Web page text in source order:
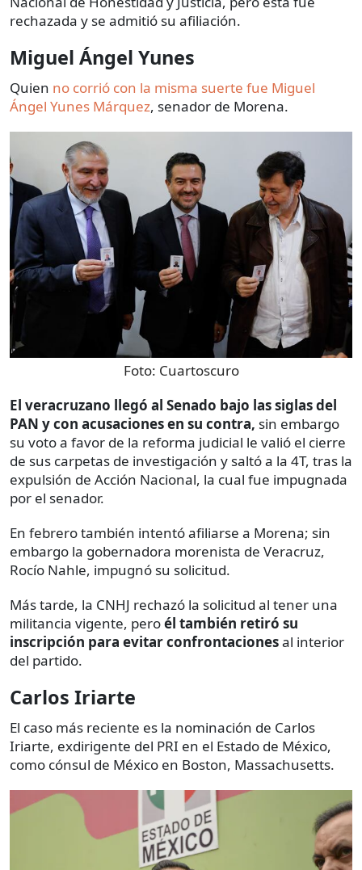
rechazada y se admitió su afiliación.
Miguel Ángel Yunes
Quien no corrió con la misma suerte fue Miguel
Ángel Yunes Márquez, senador de Morena.
Foto: Cuartoscuro
El veracruzano llegó al Senado bajo las siglas del
PAN y con acusaciones en su contra, sin embargo
su voto a favor de la reforma judicial le valió el cierre
de sus carpetas de investigación y saltó a la 4T, tras la
expulsión de Acción Nacional, la cual fue impugnada
por el senador.
En febrero también intentó afiliarse a Morena; sin
embargo la gobernadora morenista de Veracruz,
Rocío Nahle, impugnó su solicitud.
Más tarde, la CNHJ rechazó la solicitud al tener una
militancia vigente, peroél también retiró su
inscripción para evitar confrontacionesal interior
del partido.
Carlos Iriarte
El caso más reciente es la nominación de Carlos
Iriarte, exdirigente del PRI en el Estado de México,
como cónsul de México en Boston, Massachusetts.